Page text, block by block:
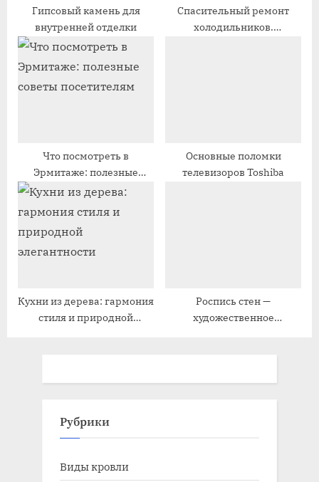
:
с
ь
:
Гипсовый камень для
внутренней отделки
Спасительный ремонт
холодильников.
Что посмотреть в
Эрмитаже: полезные
советы посетителям
Основные поломки
телевизоров Toshiba
Кухни из дерева: гармония
стиля и природной
Роспись стен —
художественное
Рубрики
Виды кровли